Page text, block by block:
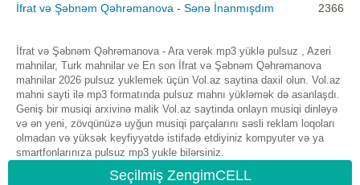
İfrat və Şəbnəm Qəhrəmanova - Sənə İnanmışdım
2366
İfrat və Şəbnəm Qəhrəmanova - Ara verək mp3 yüklə pulsuz , Azeri
mahnilar, Turk mahnilar ve En son İfrat və Şəbnəm Qəhrəmanova
mahnilar 2026 pulsuz yuklemek üçün Vol.az saytina daxil olun. Vol.az
mahni sayti ilə mp3 formatında pulsuz mahnı yükləmək də asanlaşdı.
Geniş bir musiqi arxivinə malik Vol.az saytinda onlayn musiqi dinləyə
və ən yeni, zövqünüzə uyğun musiqi parçalarını səsli reklam loqoları
olmadan və yüksək keyfiyyətdə istifadə etdiyiniz kompyuter və ya
smartfonlarınıza pulsuz mp3 yukle bilərsiniz.
Seçilmiş ZengimCELL